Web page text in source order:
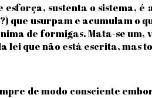
sustenta o sistema,
que usurpam e acumulam o
de formigas. Mata-se um,
que não está escrita, mas
de modo consciente